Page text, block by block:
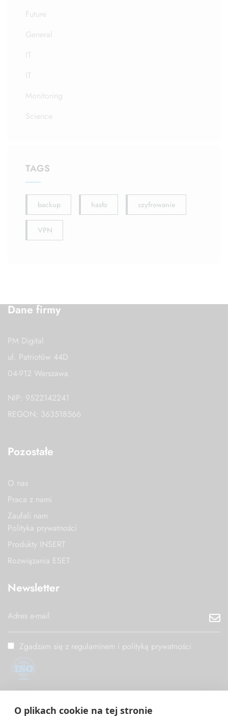
O plikach cookie na tej stronie
Future
General
IT
IT
Monitoring
Science
TAGS
backup hasło szyfrowanie
VPN
Dane firmy
PM Digital
ul. Patriotów 44D
04-912 Warszawa
NIP: 9522142241
REGON: 363518566
Pozostałe
O nas
Praca z nami
Zaufali nam
Polityka prywatności
Produkty INSERT
Rozwiązania ESET
Newsletter
Zgadzam się z regulaminem i polityką prywatności
PM Digital wdrożył i utrzymuje System Zarządzania